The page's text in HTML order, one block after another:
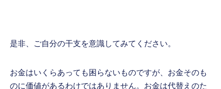
是非、ご自分の干支を意識してみてください。
お金はいくらあっても困らないものですが、お金そのも
のに価値があるわけではありません。お金は代替えのた